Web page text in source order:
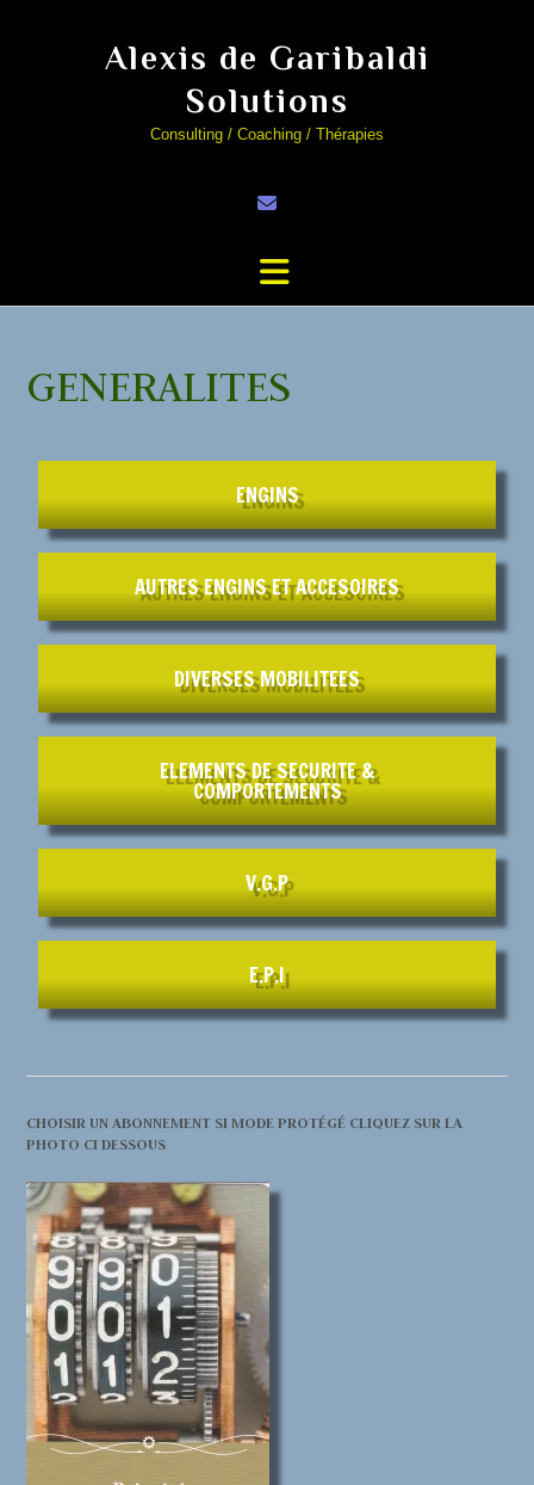
Alexis de Garibaldi
Solutions
Consulting / Coaching / Thérapies
GENERALITES
ENGINS
AUTRES ENGINS ET ACCESOIRES
DIVERSES MOBILITEES
ELEMENTS DE SECURITE &
COMPORTEMENTS
V.G.P
E.P.I
CHOISIR UN ABONNEMENT SI MODE PROTÉGÉ CLIQUEZ SUR LA
PHOTO CI DESSOUS